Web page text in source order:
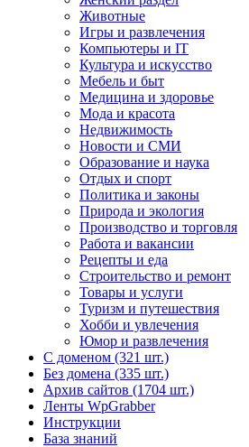
Животные
Игры и развлечения
Компьютеры и IT
Культура и искусство
Мебель и быт
Медицина и здоровье
Мода и красота
Недвижимость
Новости и СМИ
Образование и наука
Отдых и спорт
Политика и законы
Природа и экология
Производство и торговля
Работа и вакансии
Рецепты и еда
Строительство и ремонт
Товары и услуги
Туризм и путешествия
Хобби и увлечения
Юмор и развлечения
С доменом (321 шт.)
Без домена (335 шт.)
Архив сайтов (1704 шт.)
Ленты WpGrabber
Инструкции
База знаний